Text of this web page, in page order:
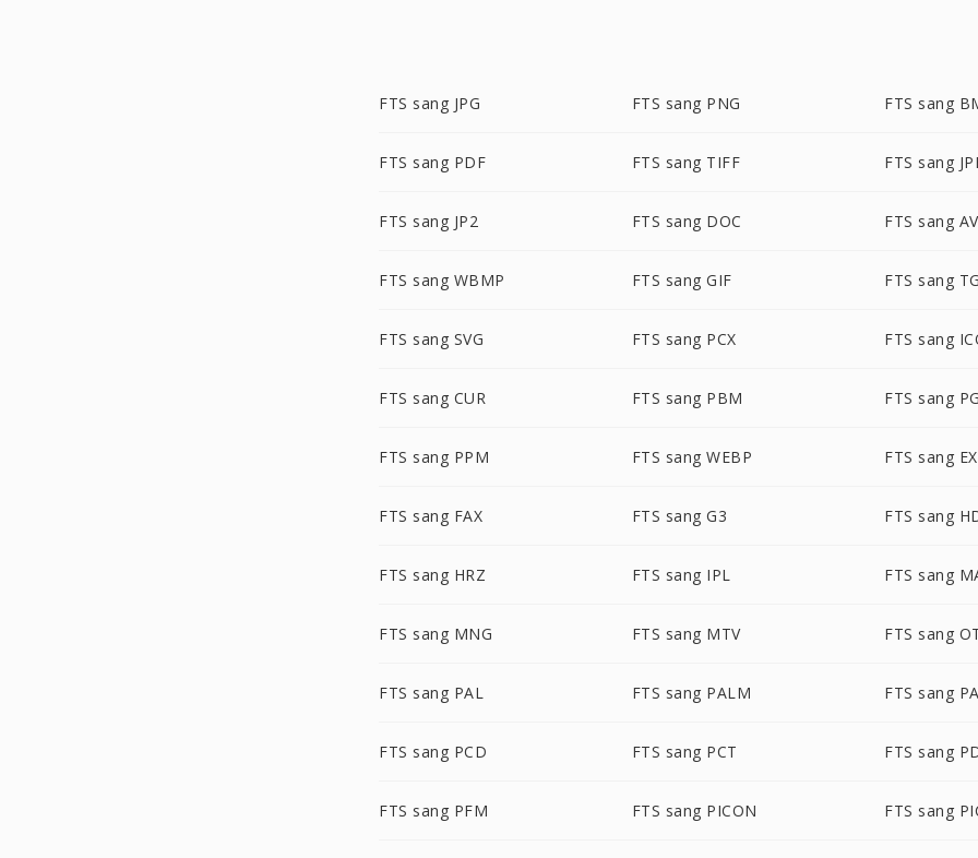
FTS sang JPG FTS sang PNG FTS sang
FTS sang PDF FTS sang TIFF FTS sang
FTS sang JP2 FTS sang DOC FTS sang
FTS sang WBMP FTS sang GIF FTS sang
FTS sang SVG FTS sang PCX FTS sang
FTS sang CUR FTS sang PBM FTS sang
FTS sang PPM FTS sang WEBP FTS sang
FTS sang FAX FTS sang G3 FTS sang
FTS sang HRZ FTS sang IPL FTS sang
FTS sang MNG FTS sang MTV FTS sang
FTS sang PAL FTS sang PALM FTS sang
FTS sang PCD FTS sang PCT FTS sang
FTS sang PFM FTS sang PICON FTS sang